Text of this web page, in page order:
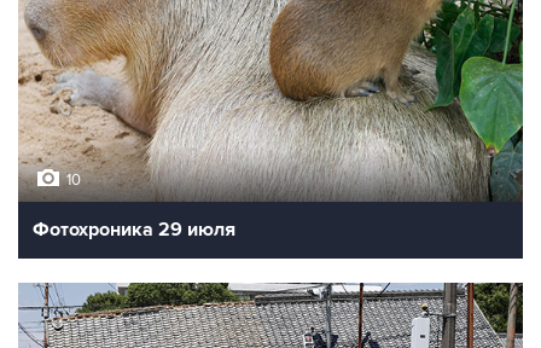
10
Фотохроника 29 июля